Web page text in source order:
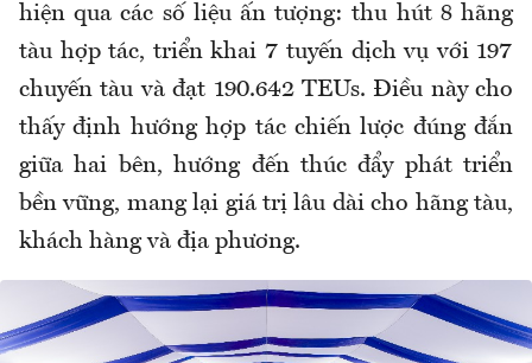
hiện qua các số liệu ấn tượng: thu hút 8 hãng
tàu hợp tác, triển khai 7 tuyến dịch vụ với 197
chuyến tàu và đạt 190.642 TEUs. Điều này cho
thấy định hướng hợp tác chiến lược đúng đắn
giữa hai bên, hướng đến thúc đẩy phát triển
bền vững, mang lại giá trị lâu dài cho hãng tàu,
khách hàng và địa phương.